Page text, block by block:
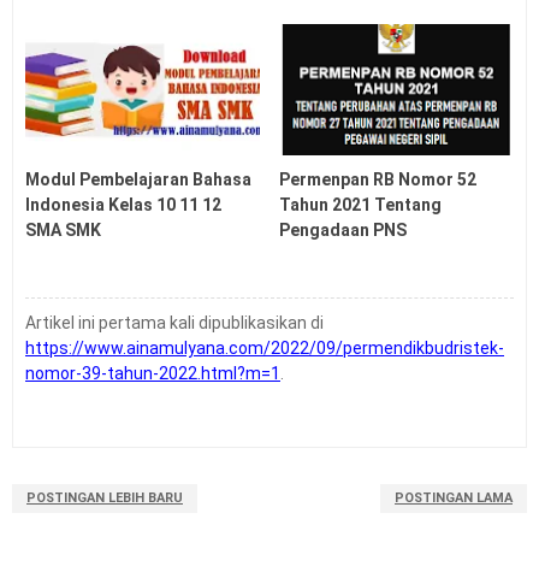
Soal US USP PSSP ASSP SMP Tahun 2026
Soal US USP ASSP PSSP SD Tahun 2026
Latihan Soal UTBK SNBT Tahun 2026 PDF
Modul Pembelajaran Bahasa
Indonesia Kelas 10 11 12
SMA SMK
Permenpan RB Nomor 52
Tahun 2021 Tentang
Pengadaan PNS
Artikel ini pertama kali dipublikasikan di
https://www.ainamulyana.com/2022/09/permendikbudristek-
nomor-39-tahun-2022.html?m=1 .
POSTINGAN LEBIH BARU POSTINGAN LAMA